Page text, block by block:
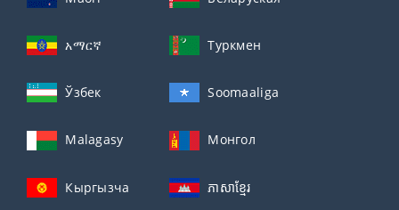
አማርኛ Туркмен
Ўзбек Soomaaliga
Malagasy Монгол
Кыргызча ភាសាខ្មែរ